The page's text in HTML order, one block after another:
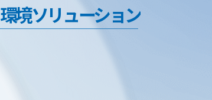
環境ソリューション